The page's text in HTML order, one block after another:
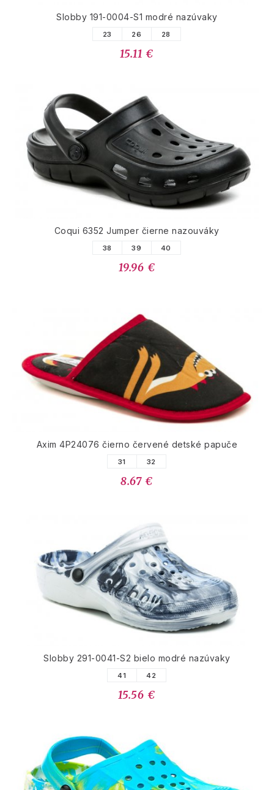
Slobby 191-0004-S1 modré nazúvaky
23 26 28
15.11 €
Coqui 6352 Jumper čierne nazouváky
38 39 40
19.96 €
Axim 4P24076 čierno červené detské papuče
31 32
8.67 €
Slobby 291-0041-S2 bielo modré nazúvaky
41 42
15.56 €